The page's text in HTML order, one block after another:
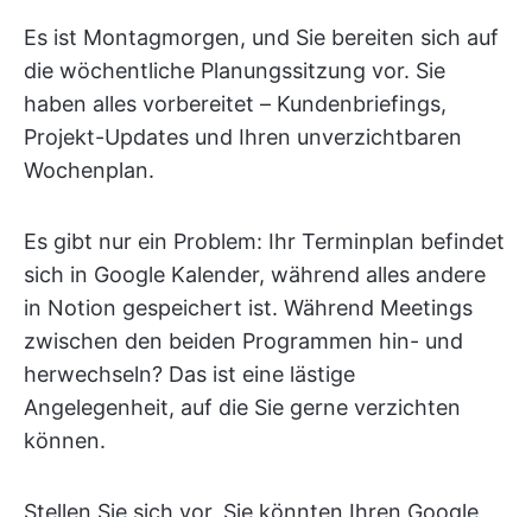
Es ist Montagmorgen, und Sie bereiten sich auf
die wöchentliche Planungssitzung vor. Sie
haben alles vorbereitet – Kundenbriefings,
Projekt-Updates und Ihren unverzichtbaren
Wochenplan.
Es gibt nur ein Problem: Ihr Terminplan befindet
sich in Google Kalender, während alles andere
in Notion gespeichert ist. Während Meetings
zwischen den beiden Programmen hin- und
herwechseln? Das ist eine lästige
Angelegenheit, auf die Sie gerne verzichten
können.
Stellen Sie sich vor, Sie könnten Ihren Google